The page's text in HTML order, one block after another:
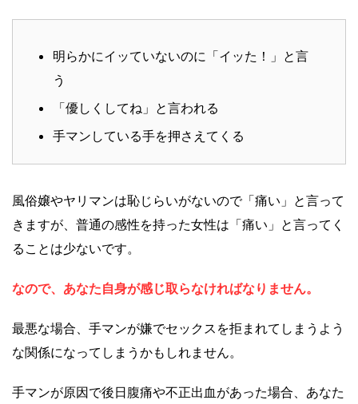
明らかにイッていないのに「イッた！」と言
う
「優しくしてね」と言われる
手マンしている手を押さえてくる
風俗嬢やヤリマンは恥じらいがないので「痛い」と言って
きますが、普通の感性を持った女性は「痛い」と言ってく
ることは少ないです。
なので、あなた自身が感じ取らなければなりません。
最悪な場合、手マンが嫌でセックスを拒まれてしまうよう
な関係になってしまうかもしれません。
手マンが原因で後日腹痛や不正出血があった場合、あなた